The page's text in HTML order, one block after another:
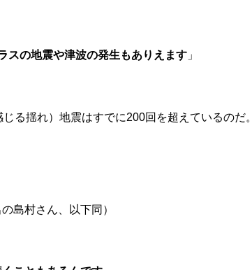
スの地震や津波の発生もありえます 」
る揺れ）地震はすでに200回を超えているのだ。
島村さん、以下同）